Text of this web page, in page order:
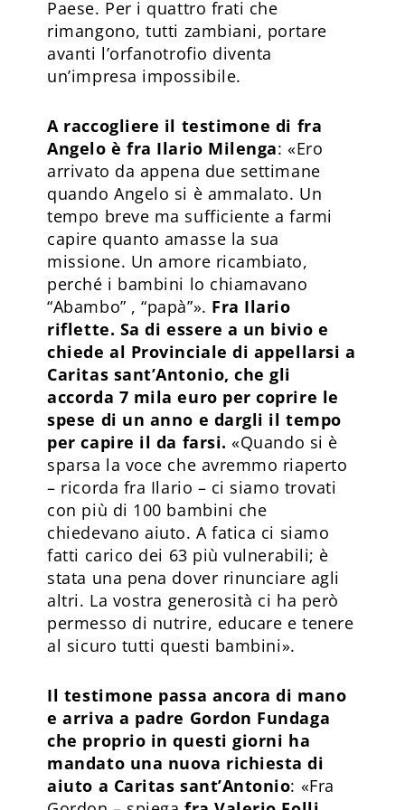
Paese. Per i quattro frati che
rimangono, tutti zambiani, portare
avanti l’orfanotrofio diventa
un’impresa impossibile.
A raccogliere il testimone di fra
Angelo è fra Ilario Milenga: «Ero
arrivato da appena due settimane
quando Angelo si è ammalato. Un
tempo breve ma sufficiente a farmi
capire quanto amasse la sua
missione. Un amore ricambiato,
perché i bambini lo chiamavano
“Abambo” , “papà”». Fra Ilario
riflette. Sa di essere a un bivio e
chiede al Provinciale di appellarsi a
Caritas sant’Antonio, che gli
accorda 7 mila euro per coprire le
spese di un anno e dargli il tempo
per capire il da farsi. «Quando si è
sparsa la voce che avremmo riaperto
– ricorda fra Ilario – ci siamo trovati
con più di 100 bambini che
chiedevano aiuto. A fatica ci siamo
fatti carico dei 63 più vulnerabili; è
stata una pena dover rinunciare agli
altri. La vostra generosità ci ha però
permesso di nutrire, educare e tenere
al sicuro tutti questi bambini».
Il testimone passa ancora di mano
e arriva a padre Gordon Fundaga
che proprio in questi giorni ha
mandato una nuova richiesta di
aiuto a Caritas sant’Antonio: «Fra